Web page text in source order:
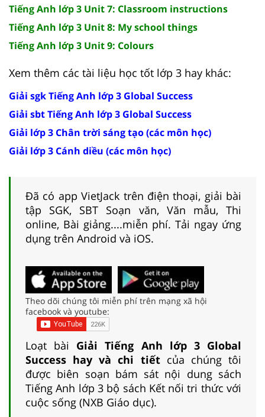
Tiếng Anh lớp 3 Unit 7: Classroom instructions
Tiếng Anh lớp 3 Unit 8: My school things
Tiếng Anh lớp 3 Unit 9: Colours
Xem thêm các tài liệu học tốt lớp 3 hay khác:
Giải sgk Tiếng Anh lớp 3 Global Success
Giải sbt Tiếng Anh lớp 3 Global Success
Giải lớp 3 Chân trời sáng tạo (các môn học)
Giải lớp 3 Cánh diều (các môn học)
Đã có app VietJack trên điện thoại, giải bài
tập SGK, SBT Soạn văn, Văn mẫu, Thi
online, Bài giảng....miễn phí. Tải ngay ứng
dụng trên Android và iOS.
Theo dõi chúng tôi miễn phí trên mạng xã hội
facebook và youtube:
Loạt bài Giải Tiếng Anh lớp 3 Global
Success hay và chi tiếtcủa chúng tôi
được biên soạn bám sát nội dung sách
Tiếng Anh lớp 3 bộ sách Kết nối tri thức với
cuộc sống (NXB Giáo dục).